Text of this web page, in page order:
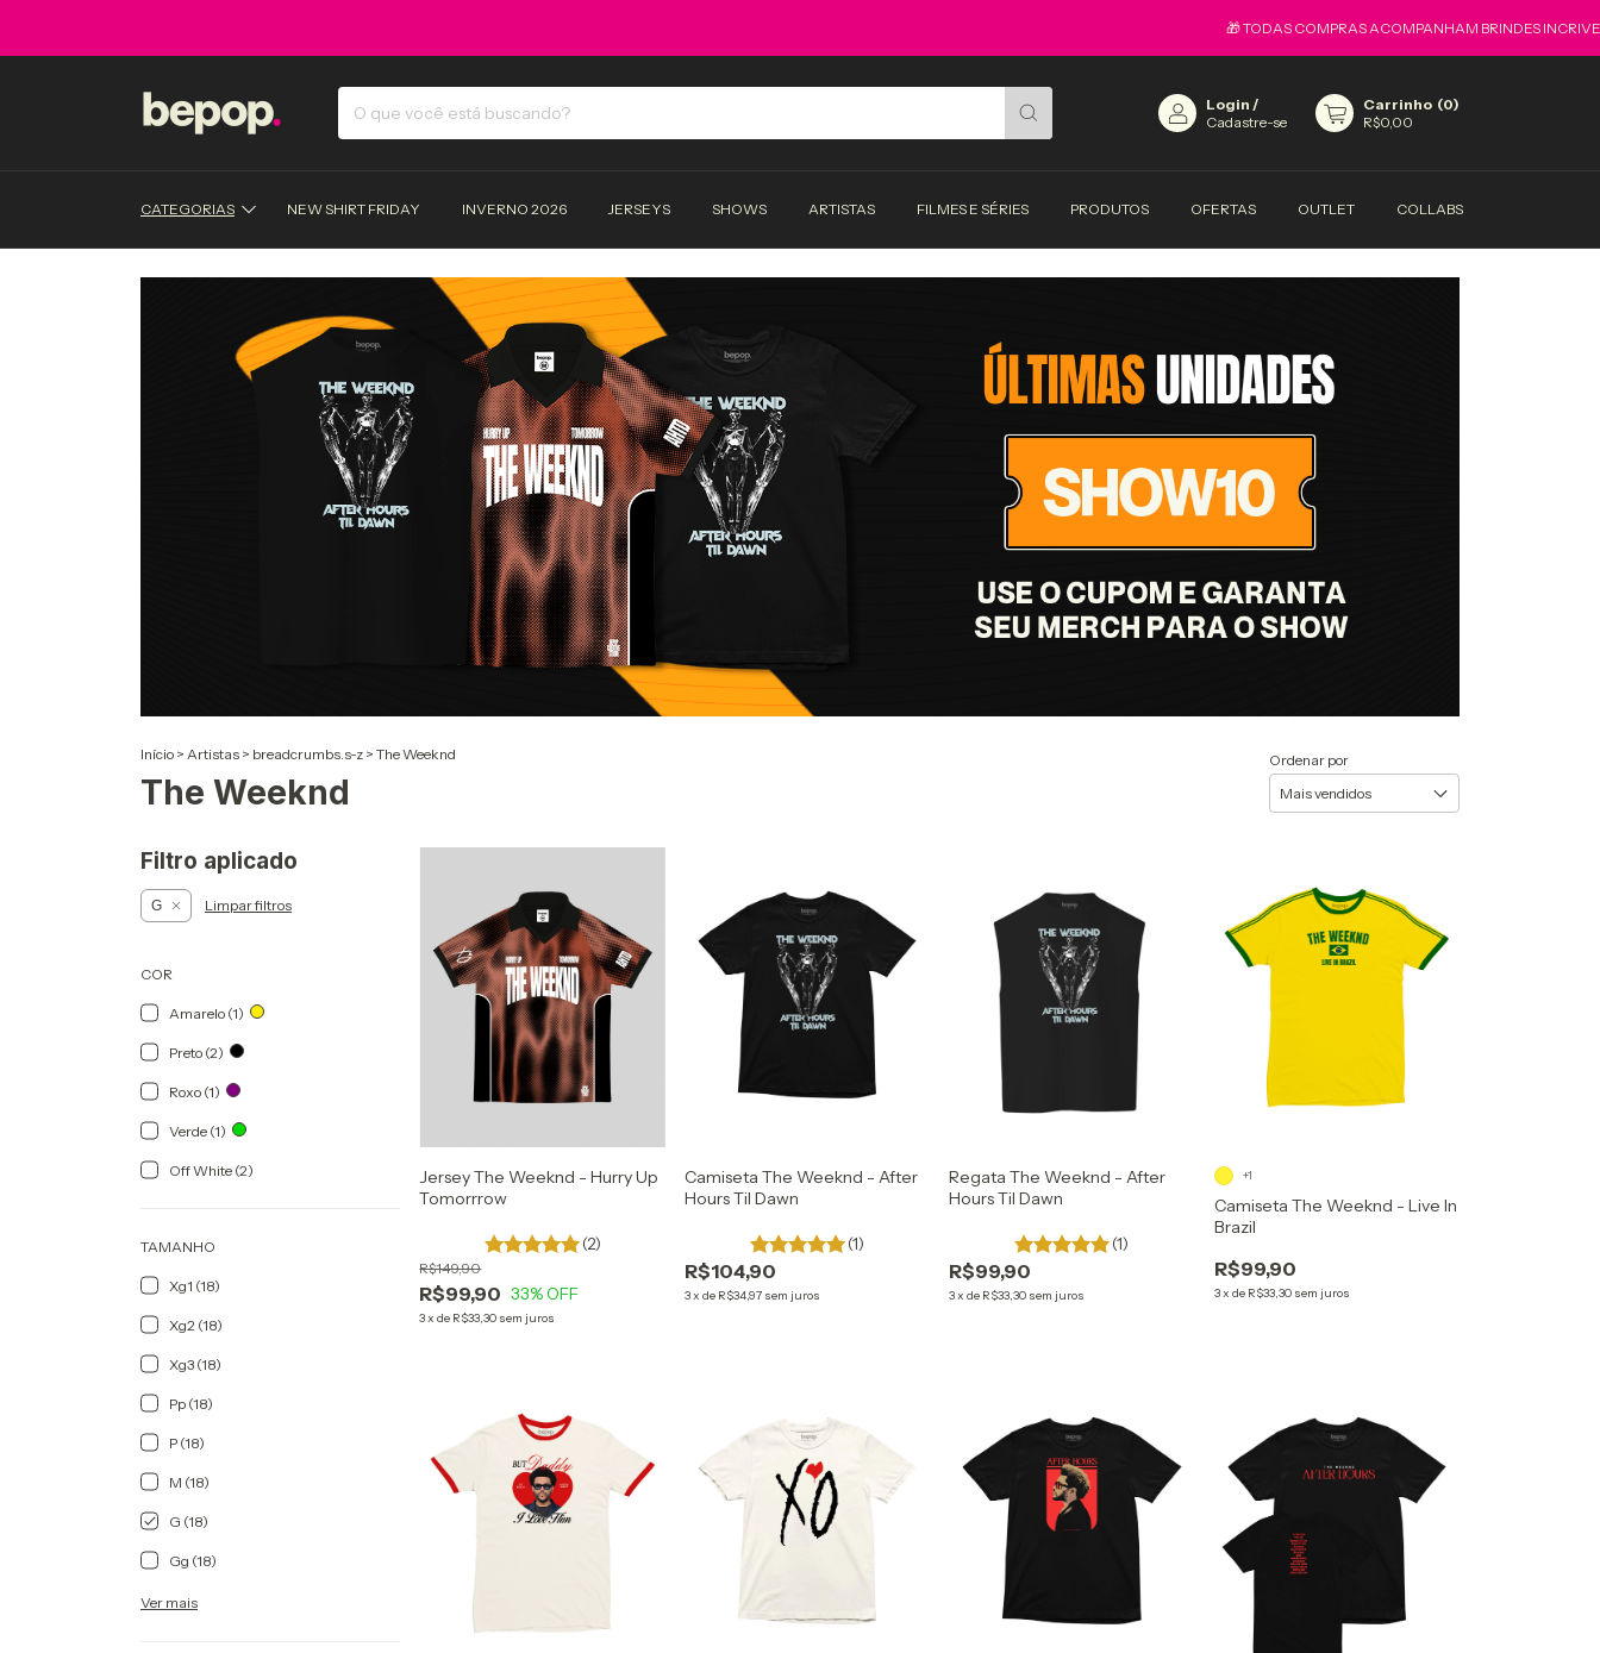
🎁 TODAS COMPRAS ACOMPANHAM BRINDES INCRIVEIS
Login /
Cadastre-se
Carrinho (0)
R$0,00
CATEGORIAS NEW SHIRT FRIDAY INVERNO 2026 JERSEYS SHOWS ARTISTAS FILMES E SÉRIES PRODUTOS OFERTAS OUTLET COLLABS
Início > Artistas > breadcrumbs.s-z > The Weeknd
The Weeknd
Ordenar por
Filtro aplicado
G Limpar filtros
COR
Amarelo (1)
Preto (2)
Roxo (1)
Verde (1)
Off White (2)
TAMANHO
Xg1 (18)
Xg2 (18)
Xg3 (18)
Pp (18)
P (18)
M (18)
G (18)
Gg (18)
Ver mais
Jersey The Weeknd - Hurry Up
Tomorrrow
(2)
R$99,90
R$149,90
33% OFF
3xde R$33,30 sem juros
Camiseta The Weeknd - After
Hours Til Dawn
(1)
R$104,90
3x de R$34,97 sem juros
Regata The Weeknd - After
Hours Til Dawn
(1)
R$99,90
3xde R$33,30 sem juros
Camiseta The Weeknd - Live In
Brazil
R$99,90
3x de R$33,30 sem juros
+1